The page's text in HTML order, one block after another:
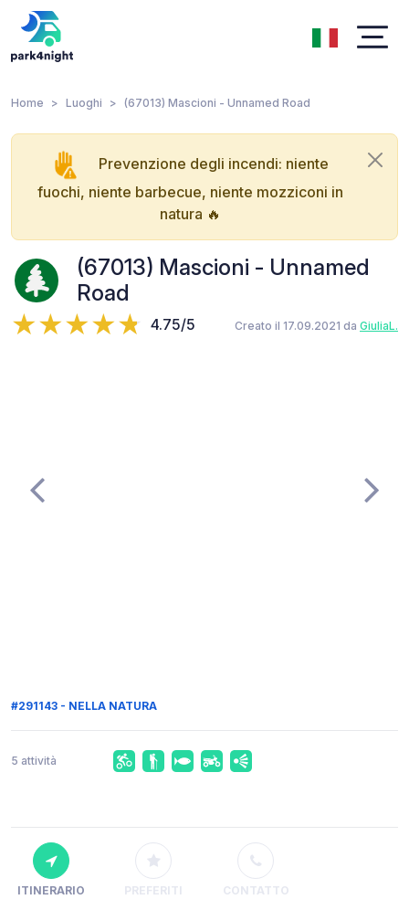
Home Luoghi (67013) Mascioni - Unnamed Road
Prevenzione degli incendi: niente
fuochi, niente barbecue, niente mozziconi in
natura 🔥
(67013) Mascioni - Unnamed
Road
4.75/5 Creato il 17.09.2021 da GiuliaL.
#291143 - NELLA NATURA
5 attività
ITINERARIO PREFERITI CONTATTO